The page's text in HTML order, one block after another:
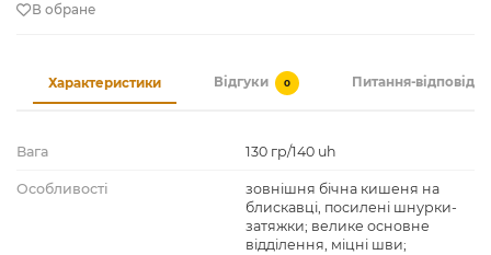
В обране
Характеристики Відгуки 0 Питання-відповідь
Вага 130 гр/140 uh
Особливості
зовнішня бічна кишеня на
блискавці, посилені шнурки-
затяжки; велике основне
відділення, міцні шви;